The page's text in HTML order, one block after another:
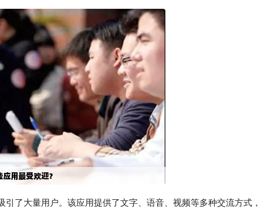
了大量用户。该应用提供了文字、语音、视频等多种交流方式，